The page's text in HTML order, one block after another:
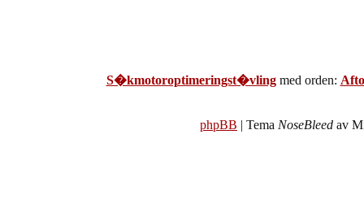
S�kmotoroptimeringst�vlingmed orden:
phpBB | Tema NoseBleed av